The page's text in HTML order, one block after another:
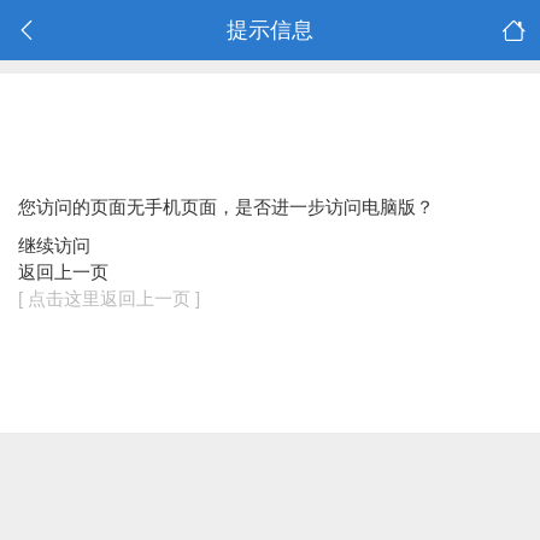
提示信息
您访问的页面无手机页面，是否进一步访问电脑版？
继续访问
返回上一页
[ 点击这里返回上一页 ]